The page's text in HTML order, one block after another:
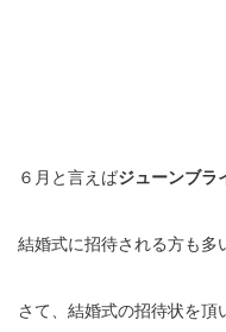
６月と言えばジューンブラ
結婚式に招待される方も多
さて、結婚式の招待状を頂